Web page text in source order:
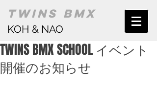
TWINS BMX
KOH & NAO
TWINS BMX SCHOOL イベント
開催のお知らせ